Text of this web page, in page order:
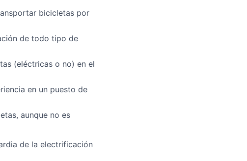
bicicletas por
de todo tipo de
(eléctricas o no) en el
en un puesto de
aunque no es
de la electrificación